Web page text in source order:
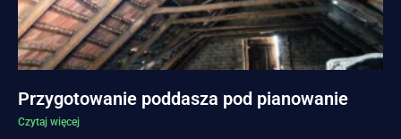
Przygotowanie poddasza pod pianowanie
Czytaj więcej